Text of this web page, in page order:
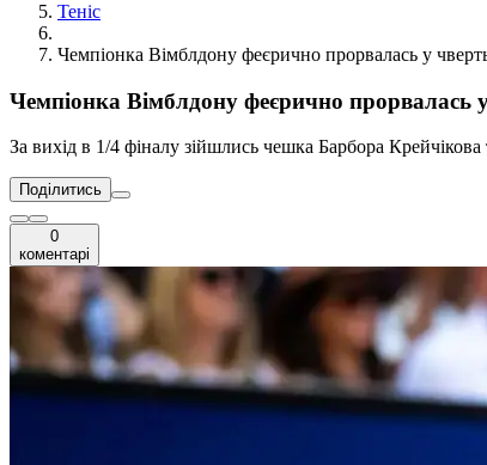
Теніс
Чемпіонка Вімблдону феєрично прорвалась у
Чемпіонка Вімблдону феєрично прорвалась
За вихід в 1/4 фіналу зійшлись чешка Барбора
Поділитись
0
коментарі